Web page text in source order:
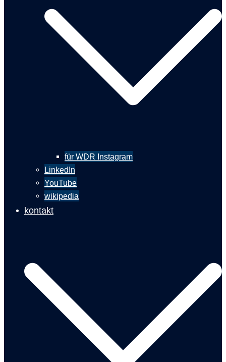
für WDR Instagram
LinkedIn
YouTube
wikipedia
kontakt